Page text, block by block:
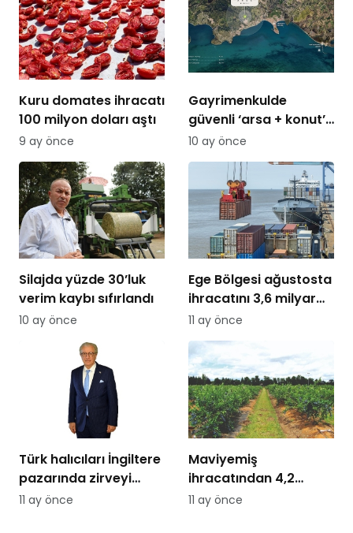
Kuru domates ihracatı
100 milyon doları aştı
9 ay önce
Gayrimenkulde
güvenli ‘arsa + konut’
modelleri gündemde
10 ay önce
Silajda yüzde 30’luk
verim kaybı sıfırlandı
10 ay önce
Ege Bölgesi ağustosta
ihracatını 3,6 milyar
dolara taşıdı
11 ay önce
Türk halıcıları İngiltere
pazarında zirveyi
hedefliyor
11 ay önce
Maviyemiş
ihracatından 4,2
milyon dolarlık kazanç
11 ay önce